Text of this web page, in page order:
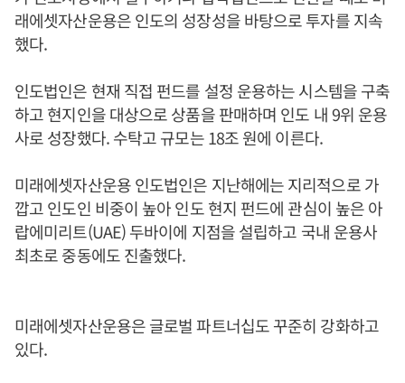
래에셋자산운용은 인도의 성장성을 바탕으로 투자를 지속
했다.
인도법인은 현재 직접 펀드를 설정 운용하는 시스템을 구축
하고 현지인을 대상으로 상품을 판매하며 인도 내 9위 운용
사로 성장했다. 수탁고 규모는 18조 원에 이른다.
미래에셋자산운용 인도법인은 지난해에는 지리적으로 가
깝고 인도인 비중이 높아 인도 현지 펀드에 관심이 높은 아
랍에미리트(UAE) 두바이에 지점을 설립하고 국내 운용사
최초로 중동에도 진출했다.
미래에셋자산운용은 글로벌 파트너십도 꾸준히 강화하고
있다.